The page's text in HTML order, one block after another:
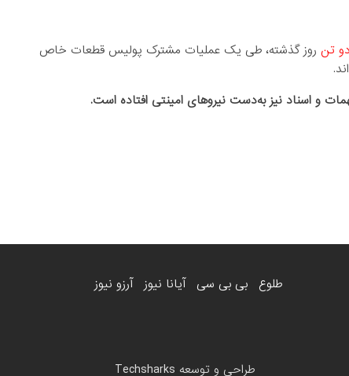
دو تن روز گذشته، طی یک عملیات مشترک پولیس قطعات خاص
و اسناد نیز به‌دست نیروهای امینتی افتاده است.
طلوع بی بی سی آیانا نیوز آرزو نیوز
طراحی و توسعه Techsharks